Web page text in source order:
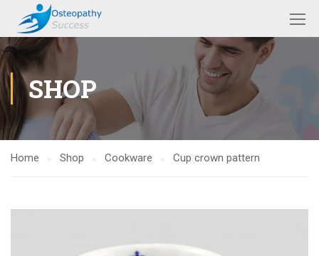
SHOP
Home Shop Cookware Cup crown pattern